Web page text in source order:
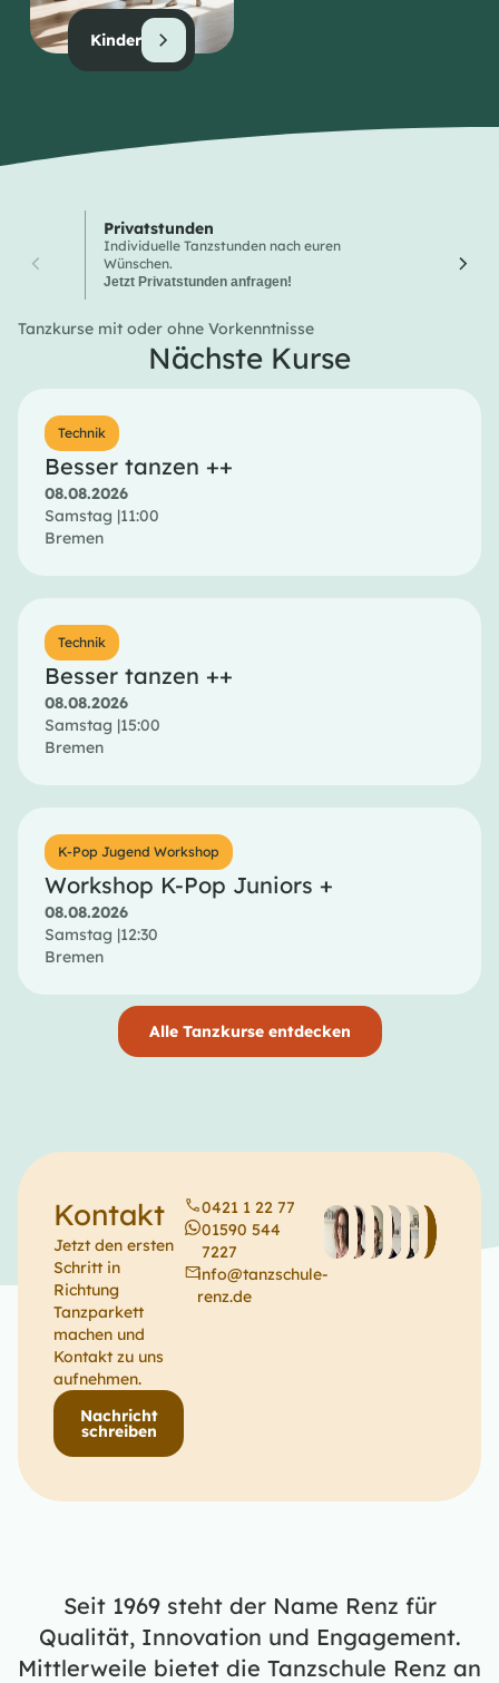
Kinder
Privatstunden
Individuelle Tanzstunden nach euren
Wünschen.
Jetzt Privatstunden anfragen!
Tanzkurse mit oder ohne Vorkenntnisse
Nächste Kurse
Technik
Besser tanzen ++
08.08.2026
Samstag |11:00
Bremen
Technik
Besser tanzen ++
08.08.2026
Samstag |15:00
Bremen
K-Pop Jugend Workshop
Workshop K-Pop Juniors +
08.08.2026
Samstag |12:30
Bremen
Alle Tanzkurse entdecken
Kontakt
Jetzt den ersten
Schritt in
Richtung
Tanzparkett
machen und
Kontakt zu uns
aufnehmen.
Nachricht
schreiben
0421 1 22 77
01590 544
7227
info@tanzschule-
renz.de
Seit 1969 steht der Name Renz für
Qualität, Innovation und Engagement.
Mittlerweile bietet die Tanzschule Renz an